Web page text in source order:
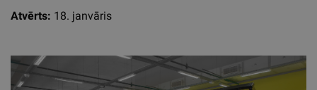
Atvērts: 18. janvāris